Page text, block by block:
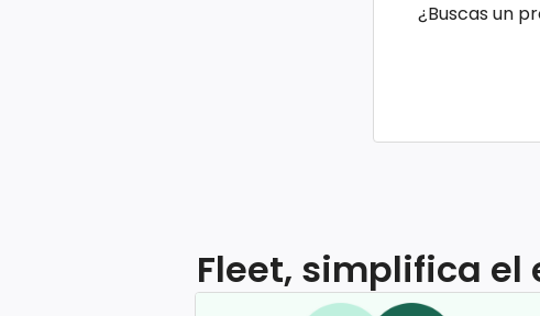
¿Buscas un
Fleet, simplifica